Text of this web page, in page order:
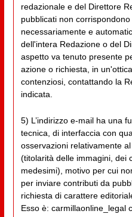
redazionale e del Direttore
pubblicati non corrispondono
necessariamente e
dell'intera Redazione o del
aspetto va tenuto presente
azione o richiesta, in
contenziosi, contattando la
indicata.
5) L’indirizzo e-mail ha una
tecnica, di interfaccia con
osservazioni relativamente
(titolarità delle immagini, dei
medesimi), motivo per cui
per inviare contributi da
richiesta di carattere
Esso è: carmillaonline_legal